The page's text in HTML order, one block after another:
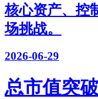
核心资产、控
场挑战。
2026-06-29
总市值突